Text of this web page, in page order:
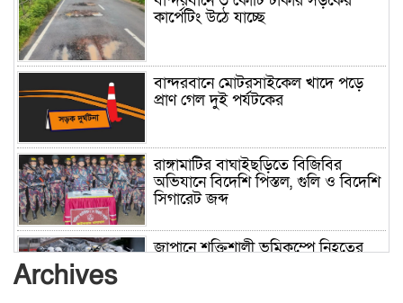
কার্পেটিং উঠে যাচ্ছে
বান্দরবানে মোটরসাইকেল খাদে পড়ে
প্রাণ গেল দুই পর্যটকের
রাঙ্গামাটির বাঘাইছড়িতে বিজিবির
অভিযানে বিদেশি পিস্তল, গুলি ও বিদেশি
সিগারেট জব্দ
জাপানে শক্তিশালী ভূমিকম্পে নিহতের
Archives